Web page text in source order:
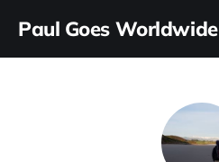
Paul Goes Worldwide